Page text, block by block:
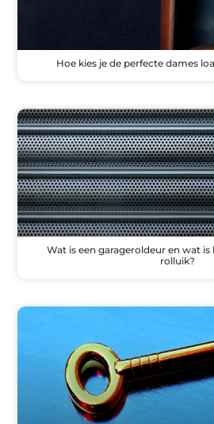
Hoe kies je de perfecte dames
Wat is een garageroldeur en wat
rolluik?